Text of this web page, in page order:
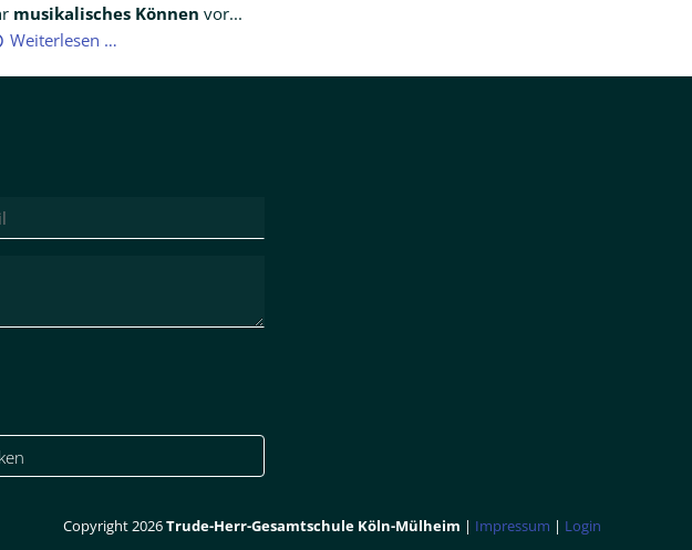
musikalisches Können vor...
Weiterlesen …
Copyright 2026Trude-Herr-Gesamtschule Köln-Mülheim | Impressum | Login